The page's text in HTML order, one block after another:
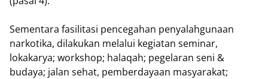
Sementara fasilitasi pencegahan penyalahgunaan
narkotika, dilakukan melalui kegiatan seminar,
lokakarya; workshop; halaqah; pegelaran seni &
budaya; jalan sehat, pemberdayaan masyarakat;